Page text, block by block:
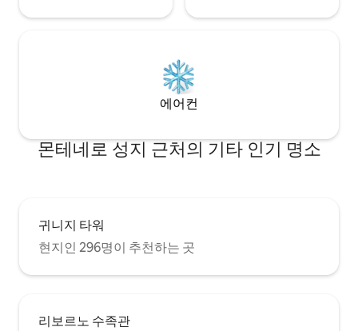
에어컨
몬테네로 성지 근처의 기타 인기 명소
귀니지 타워
현지인 296명이 추천하는 곳
리보르노 수족관